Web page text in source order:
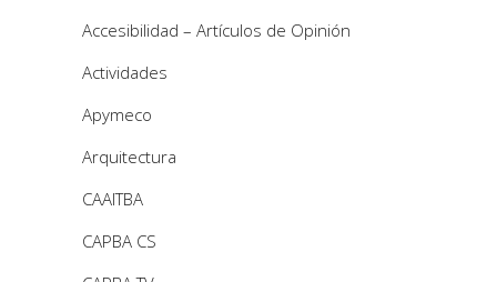
Accesibilidad – Artículos de Opinión
Actividades
Apymeco
Arquitectura
CAAITBA
CAPBA CS